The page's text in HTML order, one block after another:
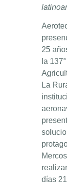
25
la
La
días